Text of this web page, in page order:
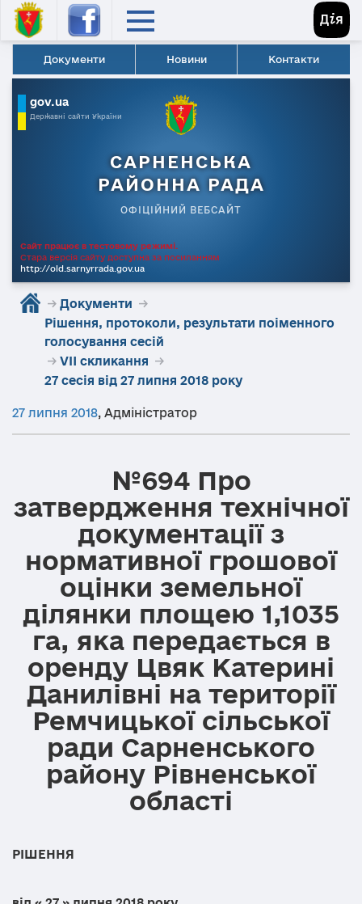
Документи Новини Контакти
gov.ua
Державні сайти України
САРНЕНСЬКА
РАЙОННА РАДА
ОФІЦІЙНИЙ ВЕБСАЙТ
Сайт працює в тестовому режимі.
Стара версія сайту доступна за посиланням
http://old.sarnyrrada.gov.ua
→ Документи →
Рішення, протоколи, результати поіменного
голосування сесій
→ VII скликання →
27 сесія від 27 липня 2018 року
27 липня 2018, Адміністратор
№694 Про
затвердження технічної
документації з
нормативної грошової
оцінки земельної
ділянки площею 1,1035
га, яка передається в
оренду Цвяк Катерині
Данилівні на території
Ремчицької сільської
ради Сарненського
району Рівненської
області
РІШЕННЯ